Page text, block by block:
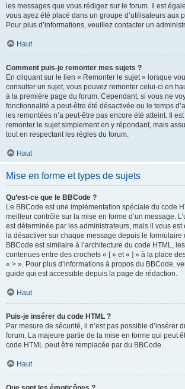
les messages que vous rédigez sur le forum. Il est
vous ayez été placé dans un groupe d’utilisateurs aux
Pour plus d’informations, veuillez contacter un
Haut
Comment puis-je remonter mes sujets ?
En cliquant sur le lien « Remonter le sujet » lorsque
consulter un sujet, vous pouvez remonter celui-ci en
à la première page du forum. Cependant, si vous ne
fonctionnalité a peut-être été désactivée ou le temps
les remontées n’a peut-être pas encore été atteint. Il
remonter le sujet simplement en y répondant, mais
tout en respectant les règles du forum.
Haut
Mise en forme et types de sujets
Qu’est-ce que le BBCode ?
Le BBCode est une implémentation spéciale du code
meilleur contrôle sur la mise en forme d’un message.
est déterminée par les administrateurs, mais il vous
la désactiver sur chaque message depuis le formulaire
BBCode est similaire à l’architecture du code HTML,
contenues entre des crochets « [ » et « ] » à la place
« > ». Pour plus d’informations à propos du BBCode,
guide qui est accessible depuis la page de rédaction.
Haut
Puis-je insérer du code HTML ?
Par mesure de sécurité, il n’est pas possible d’insérer
forum. La majeure partie de la mise en forme qui peut
code HTML peut être remplacée par du BBCode.
Haut